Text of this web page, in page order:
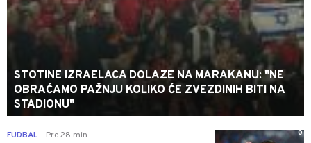
STOTINE IZRAELACA DOLAZE NA MARAKANU: "NE
OBRAĆAMO PAŽNJU KOLIKO ĆE ZVEZDINIH BITI NA
STADIONU"
0
FUDBAL Pre 28 min